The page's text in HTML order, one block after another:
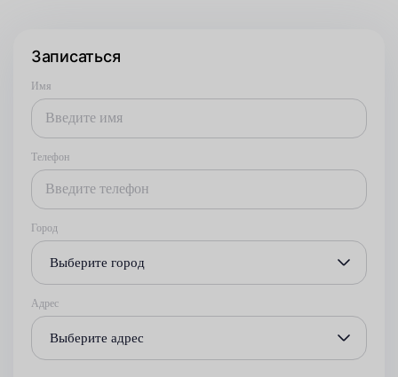
Записаться
Имя
Телефон
Город
Выберите город
Адрес
Выберите адрес